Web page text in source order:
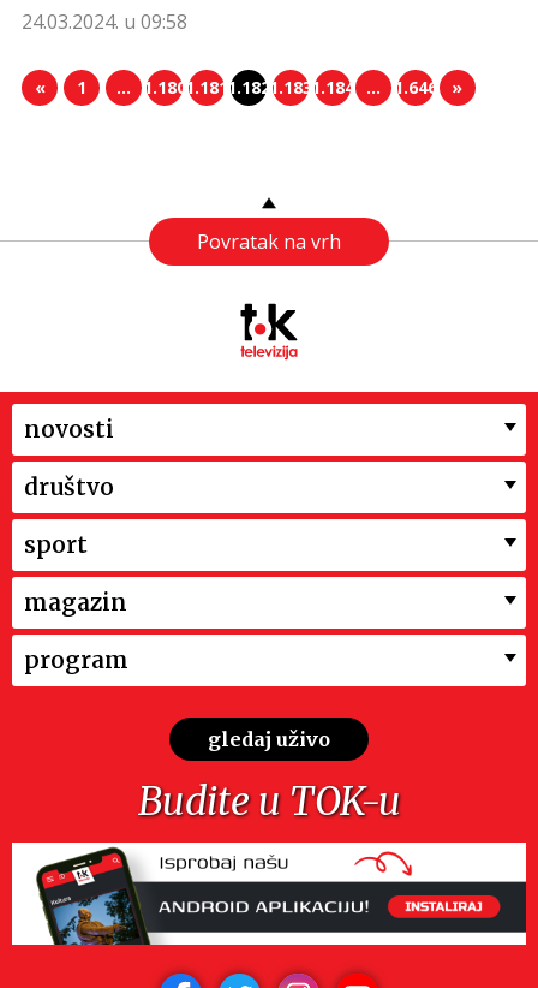
24.03.2024. u 09:58
« 1 … 1.180 1.181 1.182 1.183 1.184 … 1.646 »
Povratak na vrh
novosti
društvo
sport
magazin
program
gledaj uživo
Budite u TOK-u